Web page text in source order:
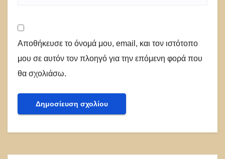
Αποθήκευσε το όνομά μου, email, και τον ιστότοπο
μου σε αυτόν τον πλοηγό για την επόμενη φορά που
θα σχολιάσω.